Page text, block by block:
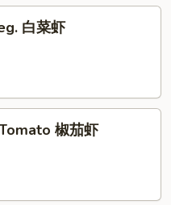
白菜虾
椒茄虾